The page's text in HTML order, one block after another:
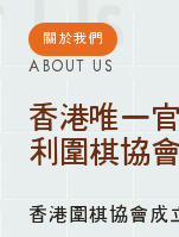
關於我們
ABOUT US
香港唯一
利圍棋協會
香港圍棋協會成